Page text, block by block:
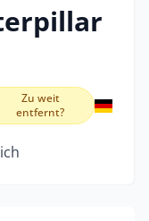
Zu weit
entfernt?